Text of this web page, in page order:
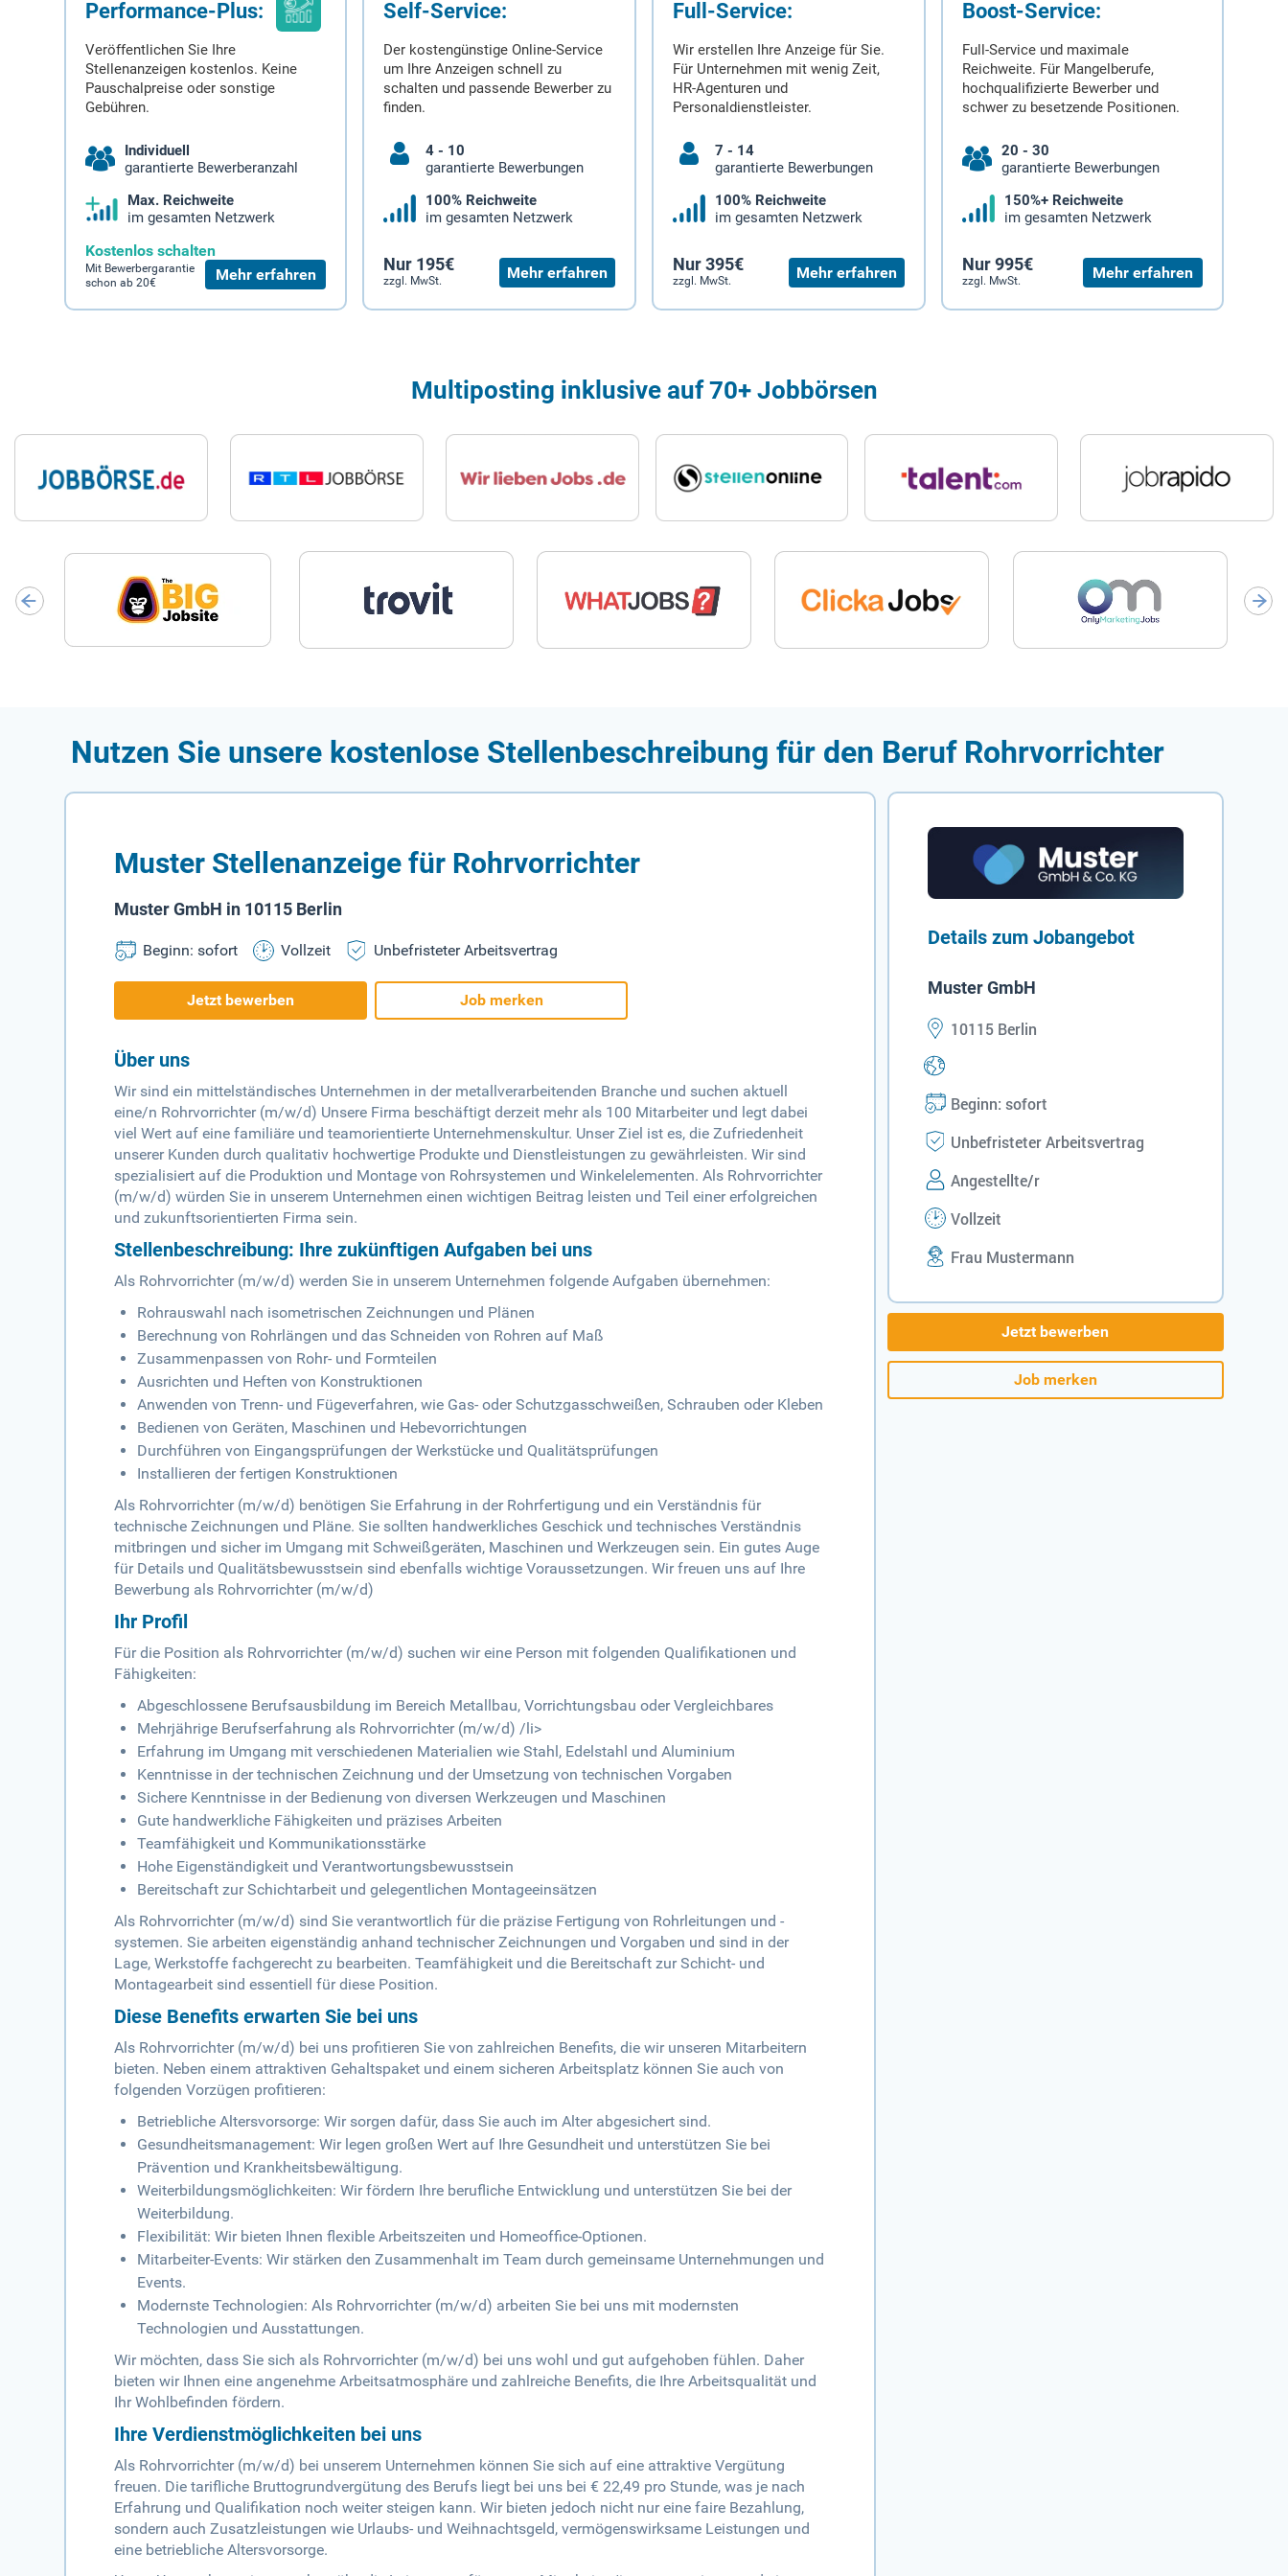
Performance-Plus:
Veröffentlichen Sie Ihre
Stellenanzeigen kostenlos. Keine
Pauschalpreise oder sonstige
Gebühren.
Individuell
garantierte Bewerberanzahl
Max. Reichweite
im gesamten Netzwerk
Kostenlos schalten
Mit Bewerbergarantie
schon ab 20€
Mehr erfahren
Self-Service:
Der kostengünstige Online-Service
um Ihre Anzeigen schnell zu
schalten und passende Bewerber zu
finden.
4 - 10
garantierte Bewerbungen
100% Reichweite
im gesamten Netzwerk
Nur 195€
zzgl. MwSt. Mehr erfahren
Full-Service:
Wir erstellen Ihre Anzeige für Sie.
Für Unternehmen mit wenig Zeit,
HR-Agenturen und
Personaldienstleister.
7 - 14
garantierte Bewerbungen
100% Reichweite
im gesamten Netzwerk
Nur 395€
zzgl. MwSt. Mehr erfahren
Boost-Service:
Full-Service und maximale
Reichweite. Für Mangelberufe,
hochqualifizierte Bewerber und
schwer zu besetzende Positionen.
20 - 30
garantierte Bewerbungen
150%+ Reichweite
im gesamten Netzwerk
Nur 995€
zzgl. MwSt. Mehr erfahren
Multiposting inklusive auf 70+ Jobbörsen
Nutzen Sie unsere kostenlose Stellenbeschreibung für den Beruf Rohrvorrichter
Muster Stellenanzeige für Rohrvorrichter
Muster GmbH in 10115 Berlin
Beginn: sofort Vollzeit Unbefristeter Arbeitsvertrag
Jetzt bewerben Job merken
Über uns
Wir sind ein mittelständisches Unternehmen in der metallverarbeitenden Branche und suchen aktuell
eine/n Rohrvorrichter (m/w/d) Unsere Firma beschäftigt derzeit mehr als 100 Mitarbeiter und legt dabei
viel Wert auf eine familiäre und teamorientierte Unternehmenskultur. Unser Ziel ist es, die Zufriedenheit
unserer Kunden durch qualitativ hochwertige Produkte und Dienstleistungen zu gewährleisten. Wir sind
spezialisiert auf die Produktion und Montage von Rohrsystemen und Winkelelementen. Als Rohrvorrichter
(m/w/d) würden Sie in unserem Unternehmen einen wichtigen Beitrag leisten und Teil einer erfolgreichen
und zukunftsorientierten Firma sein.
Stellenbeschreibung: Ihre zukünftigen Aufgaben bei uns
Als Rohrvorrichter (m/w/d) werden Sie in unserem Unternehmen folgende Aufgaben übernehmen:
Rohrauswahl nach isometrischen Zeichnungen und Plänen
Berechnung von Rohrlängen und das Schneiden von Rohren auf Maß
Zusammenpassen von Rohr- und Formteilen
Ausrichten und Heften von Konstruktionen
Anwenden von Trenn- und Fügeverfahren, wie Gas- oder Schutzgasschweißen, Schrauben oder Kleben
Bedienen von Geräten, Maschinen und Hebevorrichtungen
Durchführen von Eingangsprüfungen der Werkstücke und Qualitätsprüfungen
Installieren der fertigen Konstruktionen
Als Rohrvorrichter (m/w/d) benötigen Sie Erfahrung in der Rohrfertigung und ein Verständnis für
technische Zeichnungen und Pläne. Sie sollten handwerkliches Geschick und technisches Verständnis
mitbringen und sicher im Umgang mit Schweißgeräten, Maschinen und Werkzeugen sein. Ein gutes Auge
für Details und Qualitätsbewusstsein sind ebenfalls wichtige Voraussetzungen. Wir freuen uns auf Ihre
Bewerbung als Rohrvorrichter (m/w/d)
Ihr Profil
Für die Position als Rohrvorrichter (m/w/d) suchen wir eine Person mit folgenden Qualifikationen und
Fähigkeiten:
Abgeschlossene Berufsausbildung im Bereich Metallbau, Vorrichtungsbau oder Vergleichbares
Mehrjährige Berufserfahrung als Rohrvorrichter (m/w/d) /li>
Erfahrung im Umgang mit verschiedenen Materialien wie Stahl, Edelstahl und Aluminium
Kenntnisse in der technischen Zeichnung und der Umsetzung von technischen Vorgaben
Sichere Kenntnisse in der Bedienung von diversen Werkzeugen und Maschinen
Gute handwerkliche Fähigkeiten und präzises Arbeiten
Teamfähigkeit und Kommunikationsstärke
Hohe Eigenständigkeit und Verantwortungsbewusstsein
Bereitschaft zur Schichtarbeit und gelegentlichen Montageeinsätzen
Als Rohrvorrichter (m/w/d) sind Sie verantwortlich für die präzise Fertigung von Rohrleitungen und -
systemen. Sie arbeiten eigenständig anhand technischer Zeichnungen und Vorgaben und sind in der
Lage, Werkstoffe fachgerecht zu bearbeiten. Teamfähigkeit und die Bereitschaft zur Schicht- und
Montagearbeit sind essentiell für diese Position.
Diese Benefits erwarten Sie bei uns
Als Rohrvorrichter (m/w/d) bei uns profitieren Sie von zahlreichen Benefits, die wir unseren Mitarbeitern
bieten. Neben einem attraktiven Gehaltspaket und einem sicheren Arbeitsplatz können Sie auch von
folgenden Vorzügen profitieren:
Betriebliche Altersvorsorge: Wir sorgen dafür, dass Sie auch im Alter abgesichert sind.
Gesundheitsmanagement: Wir legen großen Wert auf Ihre Gesundheit und unterstützen Sie bei
Prävention und Krankheitsbewältigung.
Weiterbildungsmöglichkeiten: Wir fördern Ihre berufliche Entwicklung und unterstützen Sie bei der
Weiterbildung.
Flexibilität: Wir bieten Ihnen flexible Arbeitszeiten und Homeoffice-Optionen.
Mitarbeiter-Events: Wir stärken den Zusammenhalt im Team durch gemeinsame Unternehmungen und
Events.
Modernste Technologien: Als Rohrvorrichter (m/w/d) arbeiten Sie bei uns mit modernsten
Technologien und Ausstattungen.
Wir möchten, dass Sie sich als Rohrvorrichter (m/w/d) bei uns wohl und gut aufgehoben fühlen. Daher
bieten wir Ihnen eine angenehme Arbeitsatmosphäre und zahlreiche Benefits, die Ihre Arbeitsqualität und
Ihr Wohlbefinden fördern.
Ihre Verdienstmöglichkeiten bei uns
Als Rohrvorrichter (m/w/d) bei unserem Unternehmen können Sie sich auf eine attraktive Vergütung
freuen. Die tarifliche Bruttogrundvergütung des Berufs liegt bei uns bei € 22,49 pro Stunde, was je nach
Erfahrung und Qualifikation noch weiter steigen kann. Wir bieten jedoch nicht nur eine faire Bezahlung,
sondern auch Zusatzleistungen wie Urlaubs- und Weihnachtsgeld, vermögenswirksame Leistungen und
eine betriebliche Altersvorsorge.
Details zum Jobangebot
Muster GmbH
10115 Berlin
Beginn: sofort
Unbefristeter Arbeitsvertrag
Angestellte/r
Vollzeit
Frau Mustermann
Jetzt bewerben
Job merken